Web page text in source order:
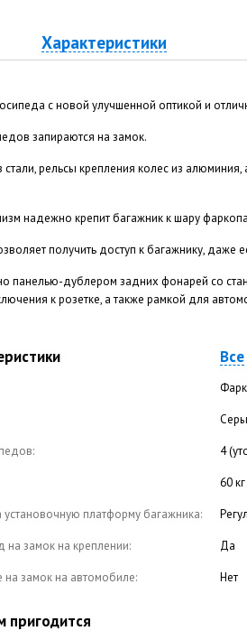
Характеристики
с новой улучшенной оптикой и
запираются на замок.
рельсы крепления колес из
надежно крепит багажник к шару
получить доступ к багажнику, даже
панелью-дублером задних фонарей со
к розетке, а также рамкой для
Все
4
60 кг
установочную платформу багажника:
на замок на креплении: Да
на замок на автомобиле: Нет
пригодится